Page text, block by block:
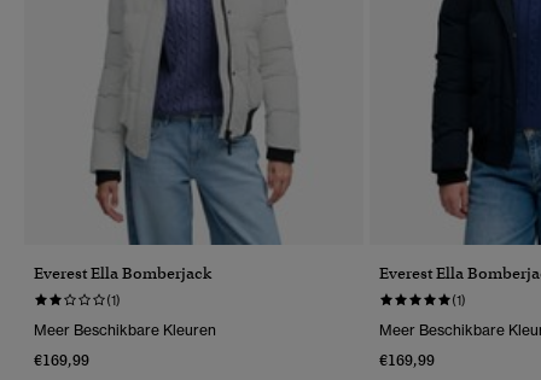
Everest Ella Bomberjack
(1)
Meer Beschikbare Kleuren
€169,99
Everest Ella
(1)
Meer Beschikbare
€169,99